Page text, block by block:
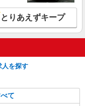
とりあえずキープ
人を探す
て